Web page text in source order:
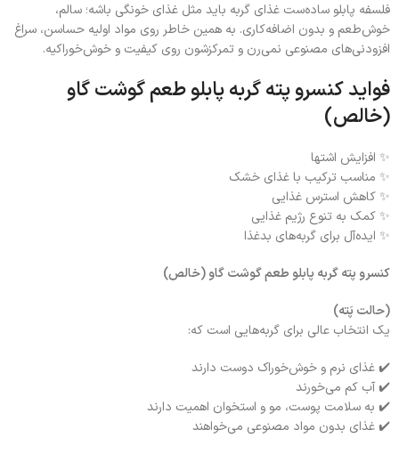
فلسفه پابلو ساده‌ست غذای گربه باید مثل غذای خونگی باشه؛ سالم،
خوش‌طعم و بدون اضافه‌کاری. به همین خاطر روی مواد اولیه حساسن، سراغ
افزودنی‌های مصنوعی نمی‌رن و تمرکزشون روی کیفیت و خوش‌خوراکیه.
فواید کنسرو پته گربه پابلو طعم گوشت گاو
(خالص)
✨ افزایش اشتها
✨ مناسب ترکیب با غذای خشک
✨ کاهش استرس غذایی
✨ کمک به تنوع رژیم غذایی
✨ ایده‌آل برای گربه‌های بدغذا
کنسرو پته گربه پابلو طعم گوشت گاو (خالص)
(حالت پَته)
یک انتخاب عالی برای گربه‌هایی است که:
✔️ غذای نرم و خوش‌خوراک دوست دارند
✔️ آب کم می‌خورند
✔️ به سلامت پوست، مو و استخوان اهمیت دارند
✔️ غذای بدون مواد مصنوعی می‌خواهند